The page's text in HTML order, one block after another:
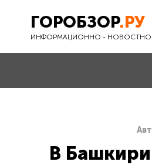
ГОРОБЗОР.РУ
ИНФОРМАЦИОННО -
В